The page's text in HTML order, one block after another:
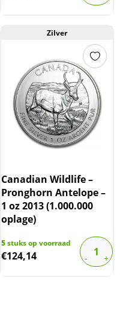
Zilver
Canadian Wildlife –
Pronghorn Antelope –
1 oz 2013 (1.000.000
oplage)
5stuks op voorraad
€124,14